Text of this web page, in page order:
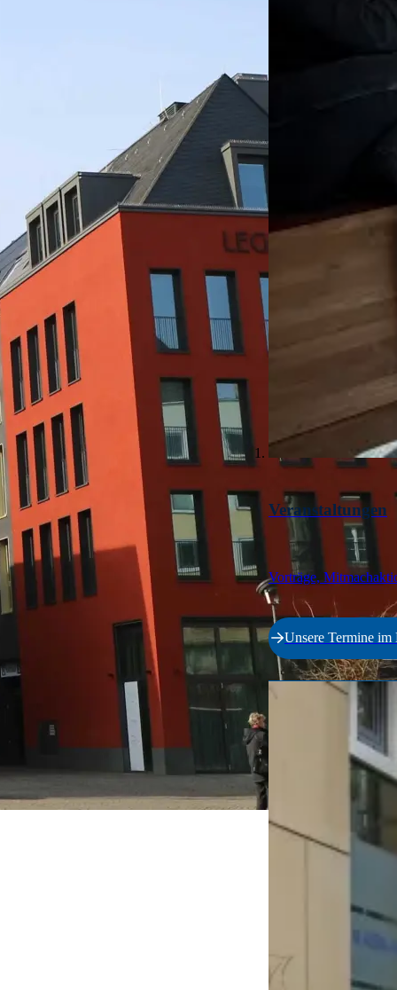
Veranstaltungen
Vorträge,
Unsere Termine